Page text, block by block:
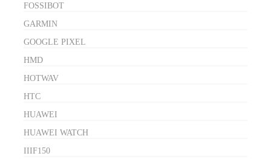
FOSSIBOT
GARMIN
GOOGLE PIXEL
HMD
HOTWAV
HTC
HUAWEI
HUAWEI WATCH
IIIF150